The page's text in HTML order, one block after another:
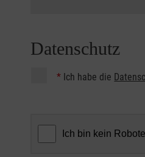
Datenschutz
* Ich habe die